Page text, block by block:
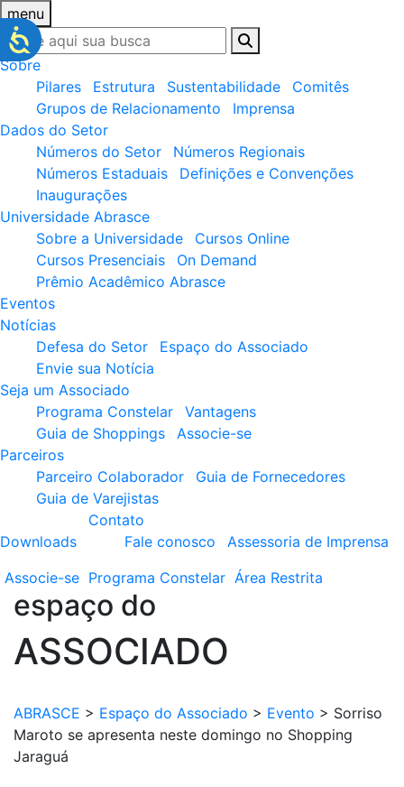
menu
Sobre
Pilares
Estrutura Sustentabilidade
Comitês
Grupos de Relacionamento
Imprensa
Dados do Setor
Números do Setor
Números Regionais
Números Estaduais
Definições e Convenções
Inaugurações
Universidade Abrasce
Sobre a Universidade
Cursos Online
Cursos Presenciais
On Demand
Prêmio Acadêmico Abrasce
Eventos
Notícias
Defesa do Setor
Espaço do Associado
Envie sua Notícia
Seja um Associado
Programa Constelar
Vantagens
Guia de Shoppings
Associe-se
Parceiros
Parceiro Colaborador
Guia de Fornecedores
Guia de Varejistas
Downloads
Contato
Fale conosco
Assessoria de Imprensa
Associe-se Programa Constelar Área Restrita
espaço do
ASSOCIADO
ABRASCE > Espaço do Associado > Evento > Sorriso
Maroto se apresenta neste domingo no Shopping
Jaraguá